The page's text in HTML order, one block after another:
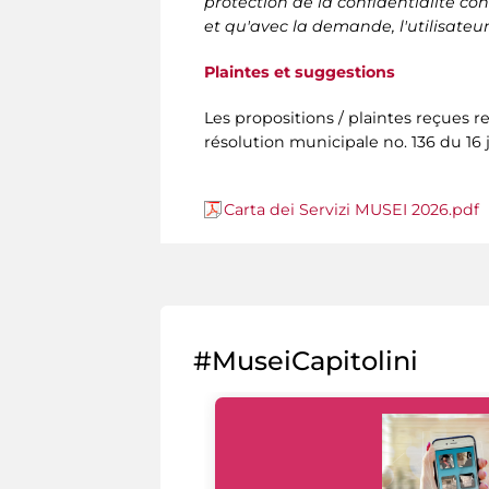
et qu'avec la demande,
Plaintes et suggestions
Les propositions / plaintes reçues
résolution municipale no. 136 du 16
Carta dei Servizi MUSEI 2026.pdf
#MuseiCapitolini